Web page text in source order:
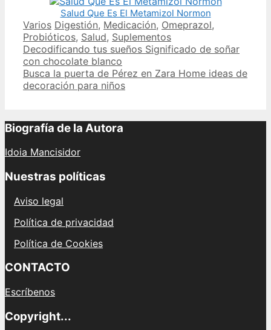
Salud Que Es El Metamizol Normon
Categories
Varios Tags
Digestión, Medicación, Omeprazol,
Probióticos, Salud, Suplementos
Post
navigation
Decodificando tus sueños Significado de soñar
con chocolate blanco
Busca la puerta de Pérez en Zara Home ideas de
decoración para niños
Biografía de la Autora
Idoia Mancisidor
Nuestras políticas
Aviso legal
Política de privacidad
Política de Cookies
CONTACTO
Escríbenos
Copyright...